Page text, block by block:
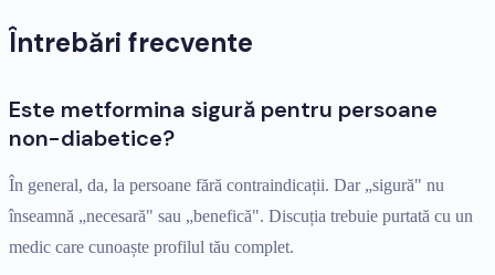
Întrebări frecvente
Este metformina sigură pentru persoane
non-diabetice?
În general, da, la persoane fără contraindicații. Dar „sigură" nu
înseamnă „necesară" sau „benefică". Discuția trebuie purtată cu un
medic care cunoaște profilul tău complet.